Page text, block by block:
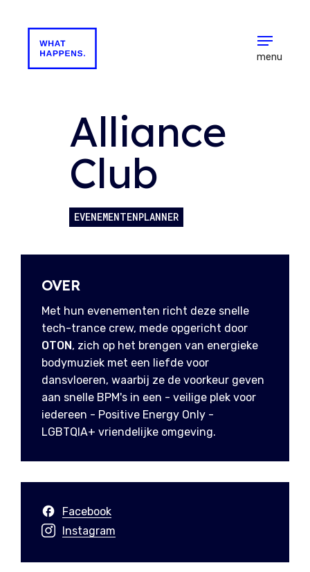
menu
Alliance
Club
EVENEMENTENPLANNER
OVER
Met hun evenementen richt deze snelle
tech-trance crew, mede opgericht door
OTON, zich op het brengen van energieke
bodymuziek met een liefde voor
dansvloeren, waarbij ze de voorkeur geven
aan snelle BPM's in een - veilige plek voor
iedereen - Positive Energy Only -
LGBTQIA+ vriendelijke omgeving.
Facebook
Instagram